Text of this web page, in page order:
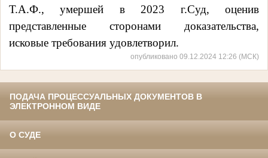
Т.А.Ф., умершей в 2023 г.Суд, оценив
представленные сторонами доказательства,
исковые требования удовлетворил.
опубликовано 09.12.2024 12:26 (МСК)
ПОДАЧА ПРОЦЕССУАЛЬНЫХ ДОКУМЕНТОВ В
ЭЛЕКТРОННОМ ВИДЕ
О СУДЕ